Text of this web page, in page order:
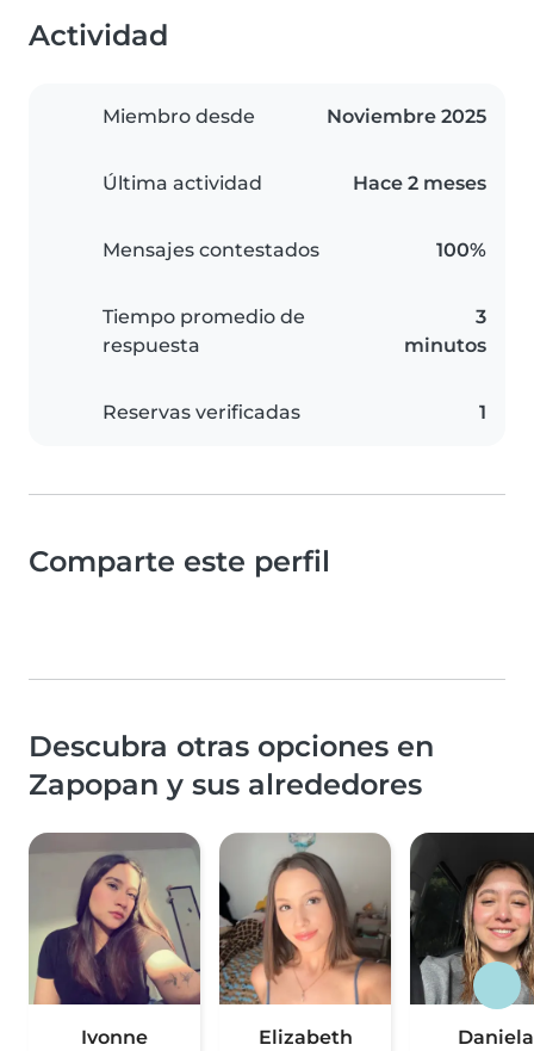
Actividad
Miembro desde Noviembre 2025
Última actividad Hace 2 meses
Mensajes contestados 100%
Tiempo promedio de
respuesta
3
minutos
Reservas verificadas 1
Comparte este perfil
Descubra otras opciones en
Zapopan y sus alrededores
Ivonne Elizabeth Daniela